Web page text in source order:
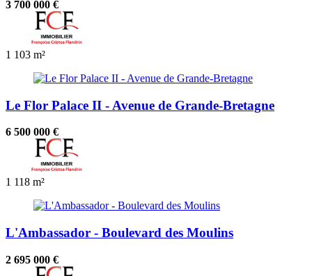
3 700 000 €
1 103 m²
Le Flor Palace II - Avenue de Grande-Bretagne
6 500 000 €
1 118 m²
L'Ambassador - Boulevard des Moulins
2 695 000 €